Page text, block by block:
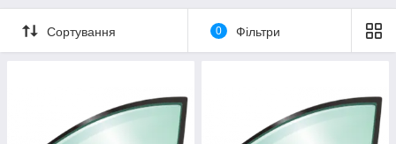
Сортування 0 Фільтри